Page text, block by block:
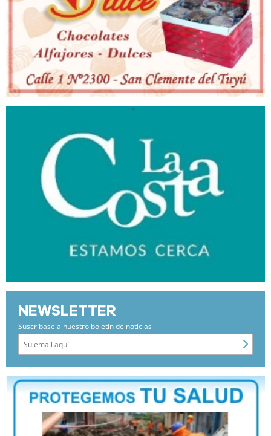
NEWSLETTER
Suscríbase a nuestro boletín de noticias